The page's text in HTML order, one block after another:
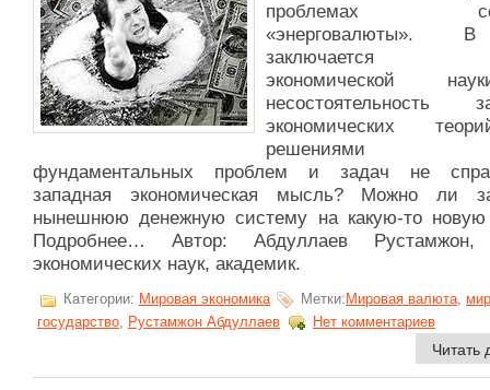
проблемах
«энерговалюты».
заключается
экономической
несостоятельность
экономических
решениями
фундаментальных проблем и задач не
западная экономическая мысль? Можно ли
нынешнюю денежную систему на какую-то новую
Подробнее… Автор: Абдуллаев Рустамжон,
экономических наук, академик.
Категории: Мировая экономика Метки: Мировая валюта,
государство, Рустамжон Абдуллаев Нет комментариев
Читать